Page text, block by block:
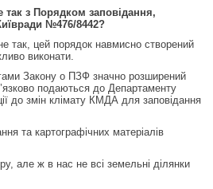
так з Порядком заповідання,
№476/8442?
так, цей порядок навмисно створений
виконати.
Закону о ПЗФ значно розширений
подаються до Департаменту
до змін клімату КМДА для заповідання
та картографічних матеріалів
але ж в нас не всі земельні ділянки